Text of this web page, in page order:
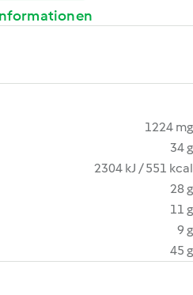
1224 mg
34 g
2304 kJ / 551 kcal
28 g
11 g
9 g
45 g